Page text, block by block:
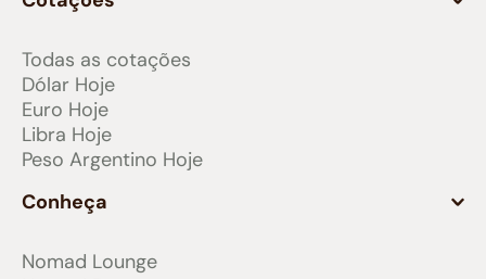
Todas as cotações
Dólar Hoje
Euro Hoje
Libra Hoje
Peso Argentino Hoje
Conheça
Nomad Lounge